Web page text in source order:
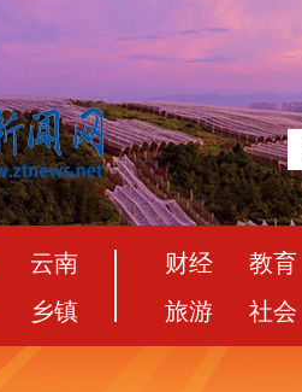
云南
乡镇
财经 教育
旅游
社会